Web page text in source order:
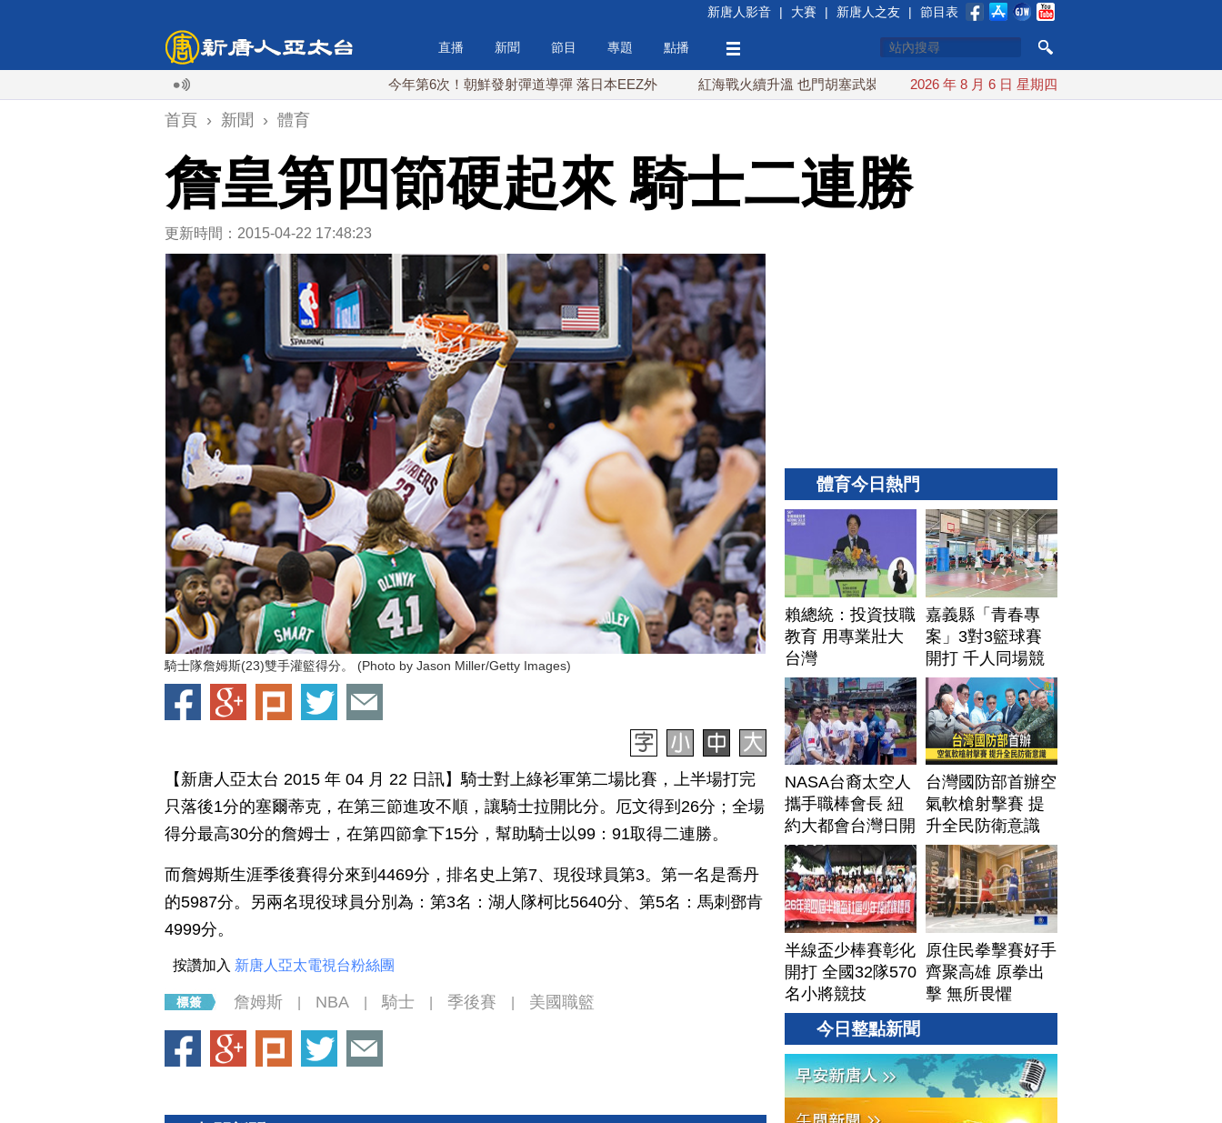
新唐人影音 | 大賽 | 新唐人之友 | 節目表
直播 新聞 節目 專題 點播
今年第6次！朝鮮發射彈道導彈 落日本EEZ外 紅海戰火續升溫 也門胡塞武裝稱又襲擊沙特油輪 台灣漢光演習 賴清德搭裝甲車進駐衡山
2026 年 8 月 6 日 星期四
首頁 › 新聞 › 體育
詹皇第四節硬起來 騎士二連勝
更新時間：2015-04-22 17:48:23
騎士隊詹姆斯(23)雙手灌籃得分。 (Photo by Jason Miller/Getty Images)
【新唐人亞太台 2015 年 04 月 22 日訊】騎士對上綠衫軍第二場比賽，上半場打完
只落後1分的塞爾蒂克，在第三節進攻不順，讓騎士拉開比分。厄文得到26分；全場
得分最高30分的詹姆士，在第四節拿下15分，幫助騎士以99：91取得二連勝。
而詹姆斯生涯季後賽得分來到4469分，排名史上第7、現役球員第3。第一名是喬丹
的5987分。另兩名現役球員分別為：第3名：湖人隊柯比5640分、第5名：馬刺鄧肯
4999分。
按讚加入 新唐人亞太電視台粉絲團
詹姆斯 NBA 騎士 季後賽 美國職籃
體育今日熱門
賴總統：投資技職
教育 用專業壯大
台灣
嘉義縣「青春專
案」3對3籃球賽
開打 千人同場競
技
NASA台裔太空人
攜手職棒會長 紐
約大都會台灣日開
球
台灣國防部首辦空
氣軟槍射擊賽 提
升全民防衛意識
半線盃少棒賽彰化
開打 全國32隊570
名小將競技
原住民拳擊賽好手
齊聚高雄 原拳出
擊 無所畏懼
今日整點新聞